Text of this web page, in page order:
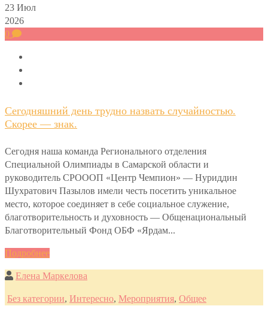
23 Июл
2026
0
Сегодняшний день трудно назвать случайностью.
Скорее — знак.
Сегодня наша команда Регионального отделения
Специальной Олимпиады в Самарской области и
руководитель СРОООП «Центр Чемпион» — Нуриддин
Шухратович Пазылов имели честь посетить уникальное
место, которое соединяет в себе социальное служение,
благотворительность и духовность — Общенациональный
Благотворительный Фонд ОБФ «Ярдам...
Подробнее
Елена Маркелова
Без категории, Интересно, Мероприятия, Общее